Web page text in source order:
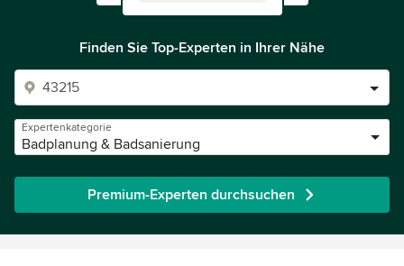
Finden Sie Top-Experten in Ihrer Nähe
Expertenkategorie
Badplanung & Badsanierung
Premium-Experten durchsuchen